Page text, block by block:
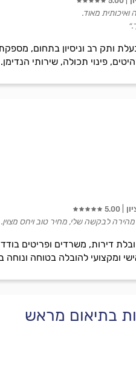
ותק רב וניסיון בתחום,
פינוי תכולה, שירותי
מאוד.
דירות, משרדים ופריטים
ומקצועי להובלה בטוחה
5.00
לבקשה שלי, מחיר טוב ויחס
בתיאום מראש